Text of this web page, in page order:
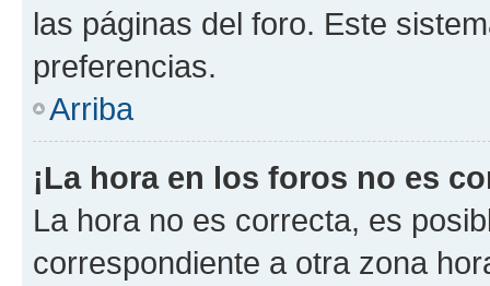
las páginas del foro. Este
preferencias.
Arriba
¡La hora en los foros no es
La hora no es correcta, es
correspondiente a otra zona